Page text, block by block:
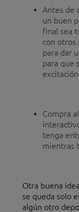
Antes de
un buen
final sea
con otros
para dar
para que
Compra
tenga
mientras
Otra buena
se queda solo
algún otro